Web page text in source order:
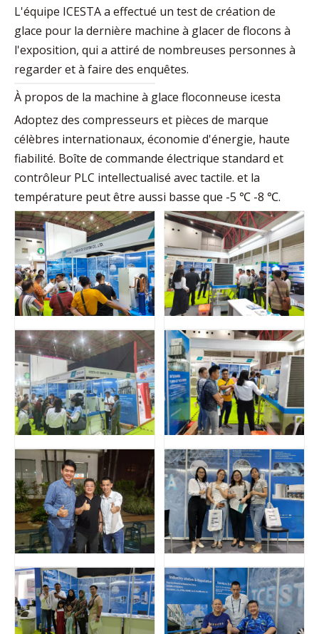
L'équipe ICESTA a effectué un test de création de
glace pour la dernière machine à glacer de flocons à
l'exposition, qui a attiré de nombreuses personnes à
regarder et à faire des enquêtes.
À propos de la machine à glace floconneuse icesta
Adoptez des compresseurs et pièces de marque
célèbres internationaux, économie d'énergie, haute
fiabilité. Boîte de commande électrique standard et
contrôleur PLC intellectualisé avec tactile. et la
température peut être aussi basse que -5 ℃ -8 ℃.